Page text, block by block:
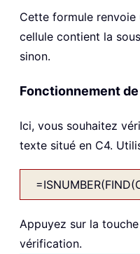
Cette formule renvoie
cellule contient la
sinon.
Fonctionnement
Ici, vous souhaitez
texte situé en C4.
Appuyez sur la touche
vérification.